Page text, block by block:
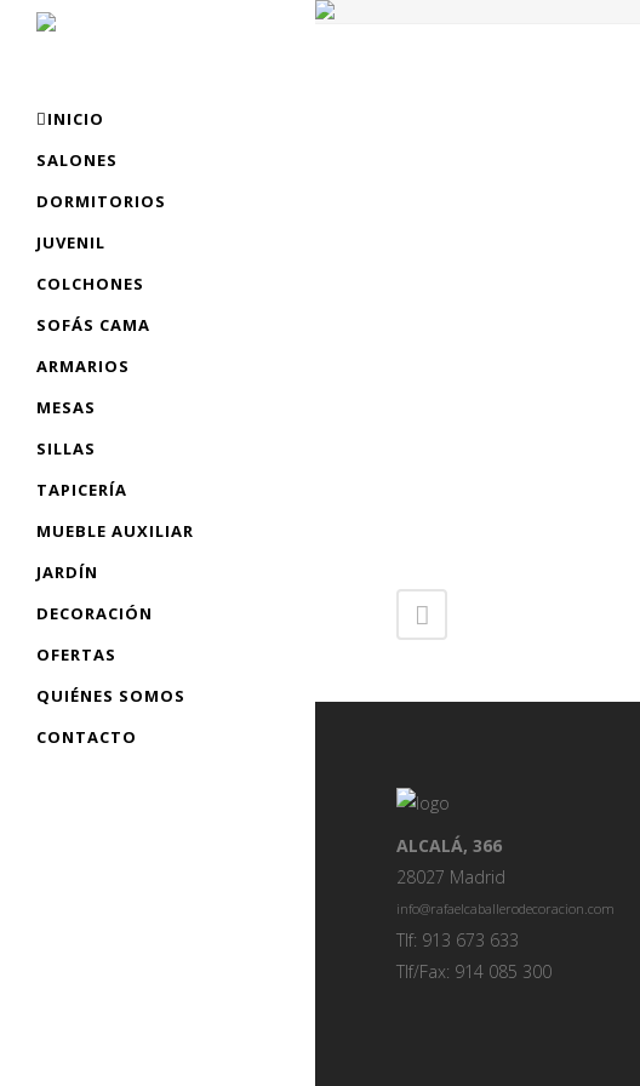
INICIO
SALONES
DORMITORIOS
JUVENIL
COLCHONES
SOFÁS CAMA
ARMARIOS
MESAS
SILLAS
TAPICERÍA
MUEBLE AUXILIAR
JARDÍN
DECORACIÓN
OFERTAS
QUIÉNES SOMOS
CONTACTO
ALCALÁ, 366
28027 Madrid
info@rafaelcaballerodecoracion.com
Tlf: 913 673 633
Tlf/Fax: 914 085 300